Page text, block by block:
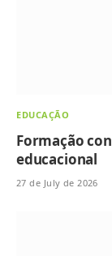
EDUCAÇÃO
Formação
educacional
27 de July de 2026